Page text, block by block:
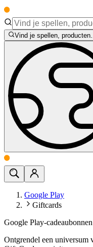
Vind je spellen,
Google Play
Giftcards
Google Play-cadeaubonnen
Ontgrendel een universum